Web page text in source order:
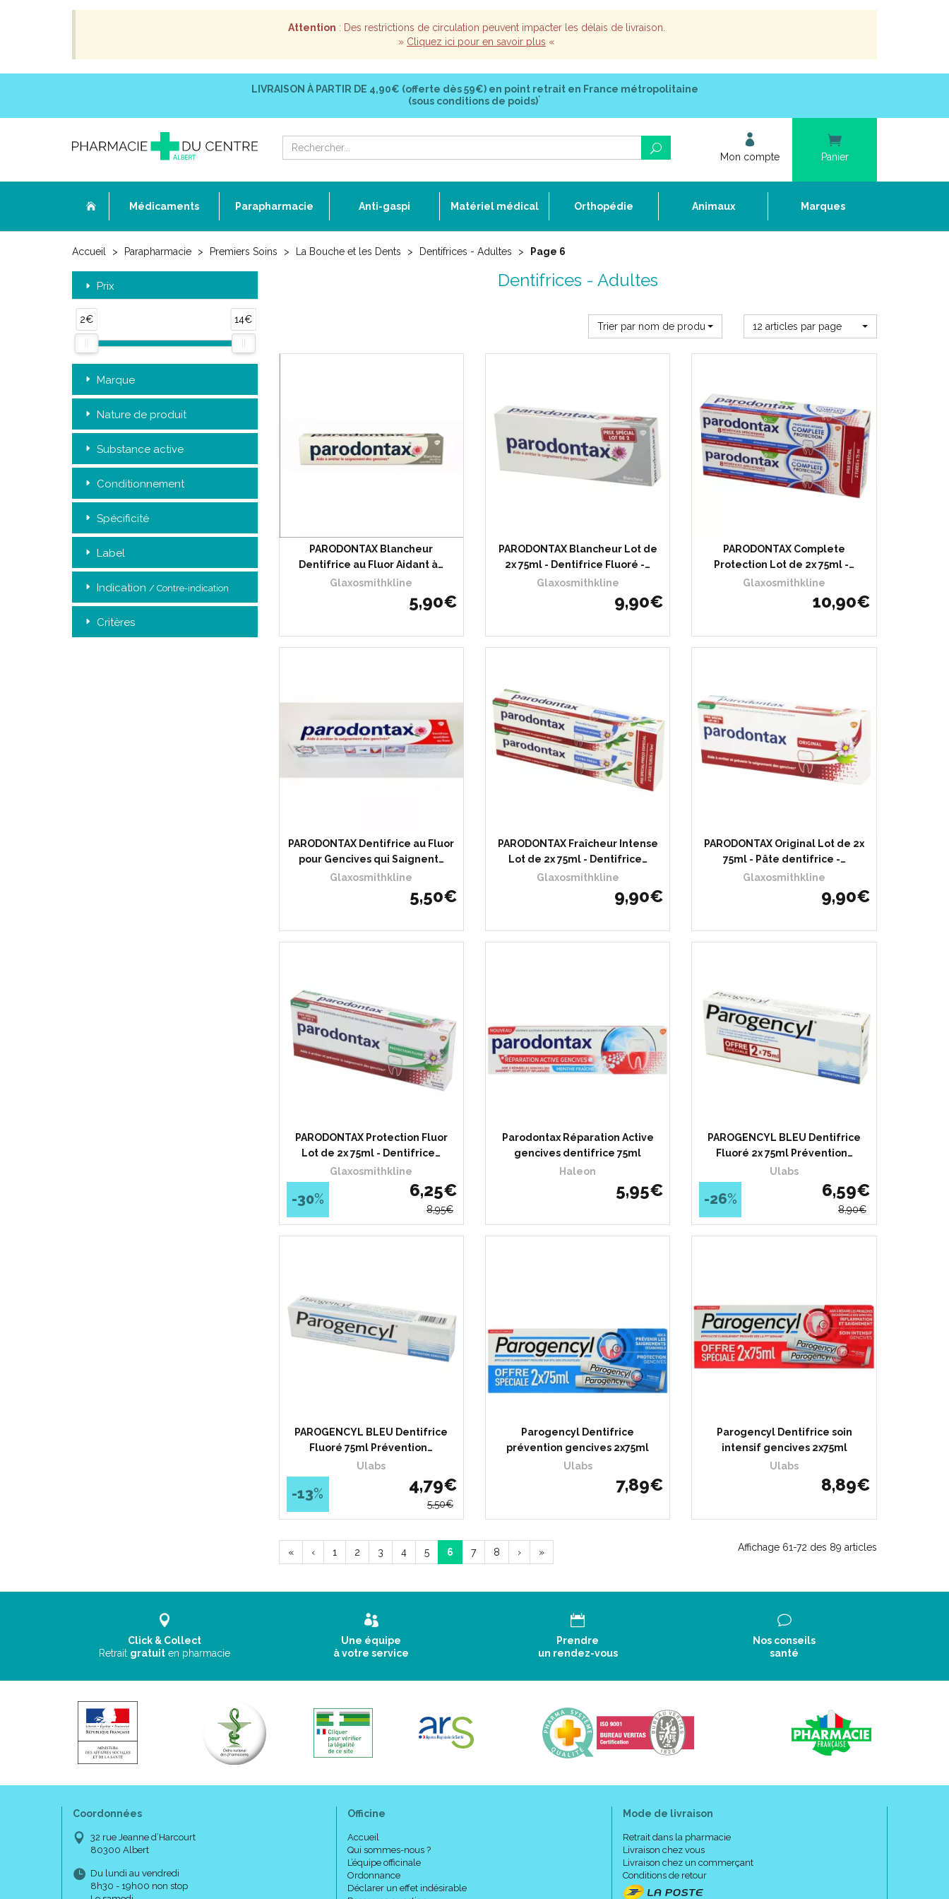
Attention : Des restrictions de circulation peuvent impacter les délais de livraison.
» Cliquez ici pour en savoir plus «
LIVRAISON À PARTIR DE 4,90€ (offerte dès 59€) en point retrait en France métropolitaine
(sous conditions de poids)*
Mon compte Panier
Médicaments Parapharmacie Anti-gaspi Matériel médical Orthopédie Animaux Marques
Accueil Parapharmacie Premiers Soins La Bouche et les Dents Dentifrices - Adultes Page 6
Prix
2€ 14€
Marque
Nature de produit
Substance active
Conditionnement
Spécificité
Label
Indication / Contre-indication
Critères
Dentifrices - Adultes
Trier par nom de produit 12 articles par page
PARODONTAX Blancheur
Dentifrice au Fluor Aidant à…
Glaxosmithkline
5,90€
PARODONTAX Blancheur Lot de
2x 75ml - Dentifrice Fluoré -…
Glaxosmithkline
9,90€
PARODONTAX Complete
Protection Lot de 2x 75ml -…
Glaxosmithkline
10,90€
PARODONTAX Dentifrice au Fluor
pour Gencives qui Saignent…
Glaxosmithkline
5,50€
PARODONTAX Fraîcheur Intense
Lot de 2x 75ml - Dentifrice…
Glaxosmithkline
9,90€
PARODONTAX Original Lot de 2x
75ml - Pâte dentifrice -…
Glaxosmithkline
9,90€
PARODONTAX Protection Fluor
Lot de 2x 75ml - Dentifrice…
Glaxosmithkline
6,25€
8,95€
-30%
Parodontax Réparation Active
gencives dentifrice 75ml
Haleon
5,95€
PAROGENCYL BLEU Dentifrice
Fluoré 2x 75ml Prévention…
Ulabs
6,59€
8,90€
-26%
PAROGENCYL BLEU Dentifrice
Fluoré 75ml Prévention…
Ulabs
4,79€
5,50€
-13%
Parogencyl Dentifrice
prévention gencives 2x75ml
Ulabs
7,89€
Parogencyl Dentifrice soin
intensif gencives 2x75ml
Ulabs
8,89€
« ‹ 1 2 3 4 5 6 7 8 › » Affichage 61-72 des 89 articles
Click & Collect
Retrait gratuit en pharmacie
Une équipe
à votre service
Prendre
un rendez-vous
Nos conseils
santé
Coordonnées
32 rue Jeanne d’Harcourt
80300 Albert
Du lundi au vendredi
8h30 - 19h00 non stop
Officine
Accueil
Qui sommes-nous ?
L’équipe officinale
Ordonnance
Déclarer un effet indésirable
Mode de livraison
Retrait dans la pharmacie
Livraison chez vous
Livraison chez un commerçant
Conditions de retour